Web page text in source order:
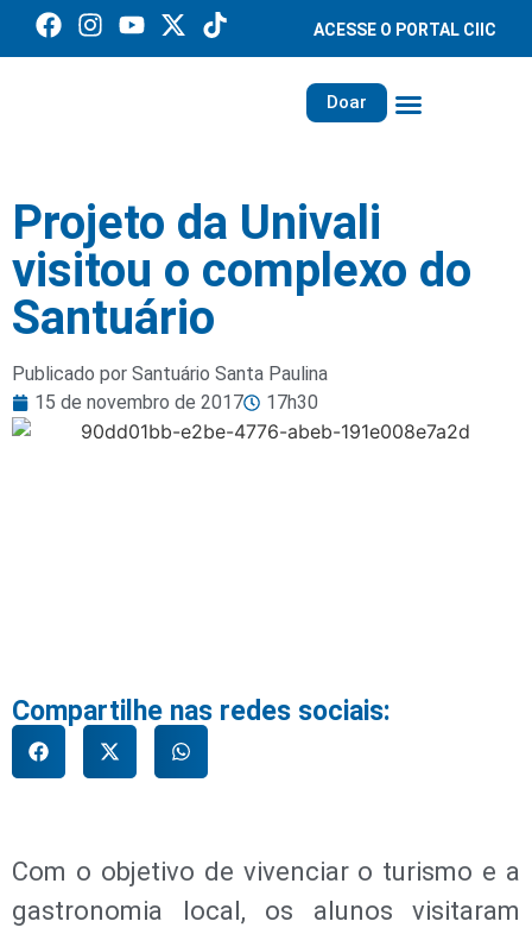
ACESSE O PORTAL CIIC
Doar
Projeto da Univali
visitou o complexo do
Santuário
Publicado por Santuário Santa Paulina
15 de novembro de 2017
17h30
Compartilhe nas redes sociais:
Com o objetivo de vivenciar o turismo e a
gastronomia local, os alunos visitaram